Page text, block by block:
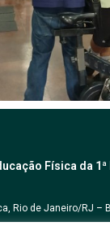
Física da 1ª
Rio de Janeiro/RJ –